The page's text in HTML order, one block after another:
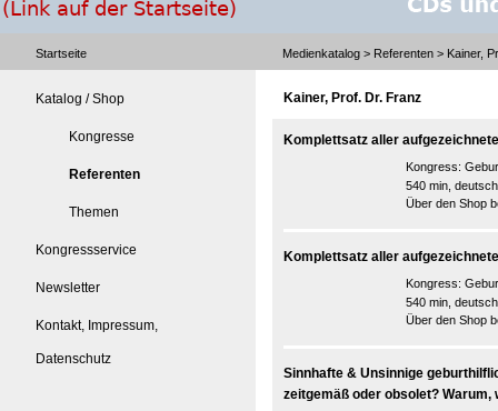
Startseite Medienkatalog > Referenten > Kainer,
Katalog / Shop
Kongresse
Referenten
Themen
Kongressservice
Newsletter
Kontakt, Impressum,
Datenschutz
Kainer, Prof. Dr. Franz
Komplettsatz aller
Kongress:
540 min, deutsch
Über den Shop
Komplettsatz aller
Kongress:
540 min, deutsch
Über den Shop
Sinnhafte & Unsinnige
zeitgemäß oder obsolet? Warum,